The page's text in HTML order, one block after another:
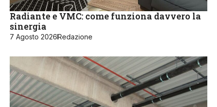
Radiante e VMC: come funziona davvero la
sinergia
7 Agosto 2026Redazione